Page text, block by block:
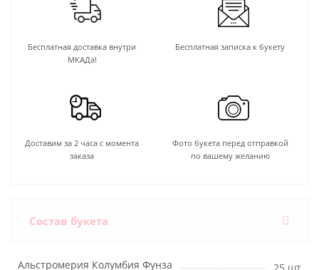
Бесплатная доставка внутри
МКАДа!
Бесплатная записка к букету
Доставим за 2 часа с момента
заказа
Фото букета перед отправкой
по вашему желанию
Состав букета
Альстромерия Колумбия Фунза
25 шт